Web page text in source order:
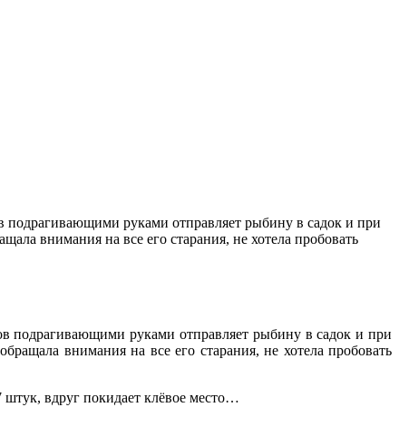
подрагивающими руками отправляет рыбину в садок и при
внимания на все его старания, не хотела пробовать
подрагивающими руками отправляет рыбину в садок и при
внимания на все его старания, не хотела пробовать
штук, вдруг покидает клёвое место…